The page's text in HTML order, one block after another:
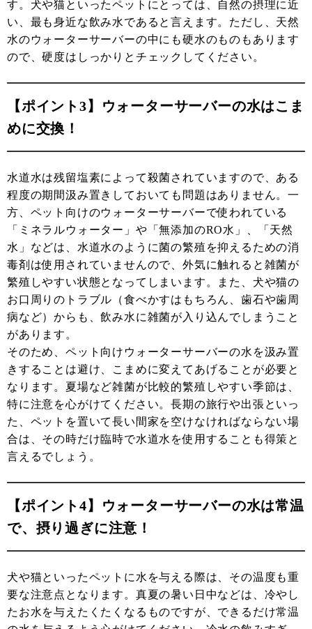
す。犬や猫といったペットにとっては、自然の摂理に近
い、最も身近な飲み水であると言えます。ただし、天然
水のウォーターサーバーの中にも硬水のものもあります
ので、硬度はしっかりとチェックしてください。
【ポイント3】ウォーターサーバーの水はこま
めに交換！
水道水は残留塩素によって殺菌されていますので、ある
程度の期間汲み置きしておいても問題はありません。一
方、ペット向けのウォーターサーバーで使われている
「ミネラルウォーター」や「無添加のRO水」、「天然
水」などは、水道水のように菌の繁殖を抑えるための消
毒剤は使用されていませんので、外気に触れると雑菌が
繁殖しやすい状態となってしまいます。また、犬や猫の
お口周りのトラブル（食べかすはもちろん、歯石や歯周
病など）からも、飲み水に雑菌が入り込んでしまうこと
があります。
そのため、ペット向けウォーターサーバーの水を汲み置
きすることは避け、こまめに変えてあげることが必要と
なります。夏場など雑菌が比較的繁殖しやすい季節は、
特に注意を心がけてください。長期の旅行や出張といっ
た、ペットを置いて長い間家を空けなければならない場
合は、その時だけ臨時で水道水を使用することも得策と
言えるでしょう。
【ポイント4】ウォーターサーバーの水は常温
で、摂り過ぎに注意！
犬や猫といったペットに水を与える際は、その温度も重
要な注意点となります。真夏の暑い日中などは、冷やし
たお水を与えたくたくなるものですが、できるだけ常温